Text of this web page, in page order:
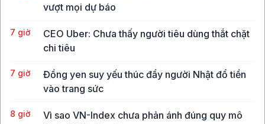
vượt mọi dự báo
7 giờ
CEO Uber: Chưa thấy người tiêu dùng thắt chặt
chi tiêu
7 giờ
Đồng yen suy yếu thúc đẩy người Nhật đổ tiền
vào trang sức
8 giờ
Vì sao VN-Index chưa phản ánh đúng quy mô